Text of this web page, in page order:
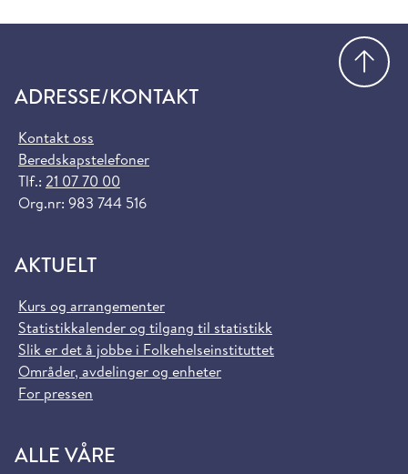
ADRESSE/KONTAKT
Kontakt oss
Beredskapstelefoner
Tlf.: 21 07 70 00
Org.nr: 983 744 516
AKTUELT
Kurs og arrangementer
Statistikkalender og tilgang til statistikk
Slik er det å jobbe i Folkehelseinstituttet
Områder, avdelinger og enheter
For pressen
ALLE VÅRE